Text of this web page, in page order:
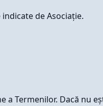
de Asociație.
a Termenilor. Dacă nu